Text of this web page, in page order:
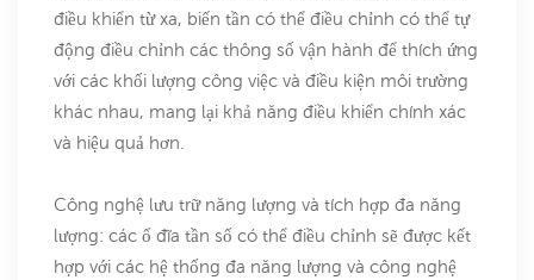
điều khiển từ xa, biến tần có thể điều chỉnh có thể tự
động điều chỉnh các thông số vận hành để thích ứng
với các khối lượng công việc và điều kiện môi trường
khác nhau, mang lại khả năng điều khiển chính xác
và hiệu quả hơn.
Công nghệ lưu trữ năng lượng và tích hợp đa năng
lượng: các ổ đĩa tần số có thể điều chỉnh sẽ được kết
hợp với các hệ thống đa năng lượng và công nghệ